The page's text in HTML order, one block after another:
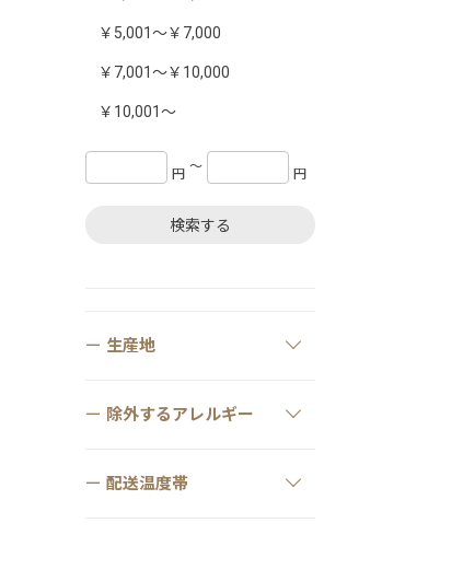
￥5,001～￥7,000
￥7,001～￥10,000
￥10,001～
円 〜 円
検索する
生産地
除外するアレルギー
配送温度帯